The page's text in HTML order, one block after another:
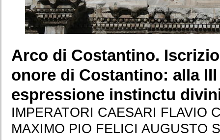
Arco di Costantino.
onore di Costantino: alla
espressione instinctu
IMPERATORI CAESARI FLAVIO
MAXIMO PIO FELICI AUGUSTO